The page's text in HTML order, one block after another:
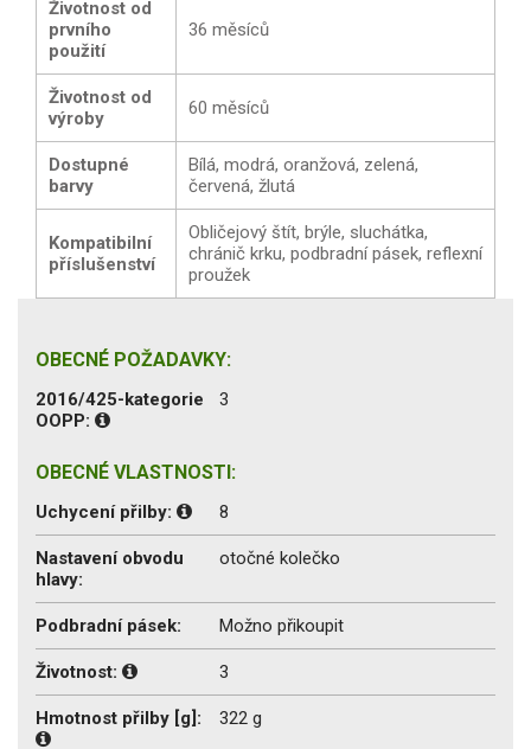
Životnost od
prvního
použití
36 měsíců
Životnost od
výroby
60 měsíců
Dostupné
barvy
Bílá, modrá, oranžová, zelená,
červená, žlutá
Kompatibilní
příslušenství
Obličejový štít, brýle, sluchátka,
chránič krku, podbradní pásek, reflexní
proužek
OBECNÉ POŽADAVKY:
2016/425-kategorie
OOPP:
3
OBECNÉ VLASTNOSTI:
Uchycení přilby: 8
Nastavení obvodu
hlavy:
otočné kolečko
Podbradní pásek: Možno přikoupit
Životnost: 3
Hmotnost přilby [g]: 322 g